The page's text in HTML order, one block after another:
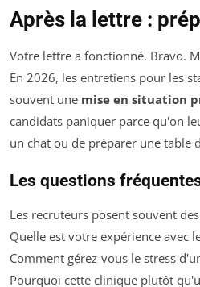
Après la lettre :
Votre lettre a fonctionné. Bravo.
En 2026, les entretiens pour les
souvent une mise en situation
candidats paniquer parce qu'on
un chat ou de préparer une table
Les questions
Les recruteurs posent souvent
Quelle est votre expérience avec
Comment gérez-vous le stress
Pourquoi cette clinique plutôt